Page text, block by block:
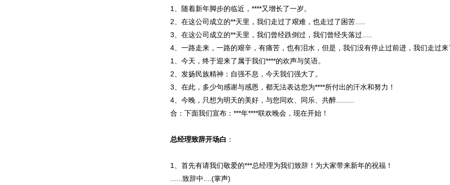
1、随着新年脚步的临近，****又增长了一岁。
2、在这公司成立的**天里，我们走过了艰难，也走过了困苦.....
3、在这公司成立的**天里，我们曾经跌倒过，我们曾经失落过.....
4、一路走来，一路的艰辛，有痛苦，也有泪水，但是，我们没有停止过前进，我们走过来
1、今天，终于迎来了属于我们****的欢声与笑语。
2、发扬民族精神：自强不息，今天我们强大了。
3、在此，多少句感谢与感恩，都无法表达您为****所付出的汗水和努力！
4、今晚，只想为明天的美好，与您同欢、同乐、共醉.........
合：下面我们宣布：***年****联欢晚会，现在开始！
总经理致辞开场白 ：
1、首先有请我们敬爱的***总经理为我们致辞！为大家带来新年的祝福！
......致辞中....(掌声)